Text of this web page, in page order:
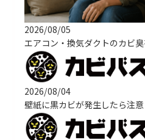
2026/08/05
エアコン・換気ダクトのカビ
2026/08/04